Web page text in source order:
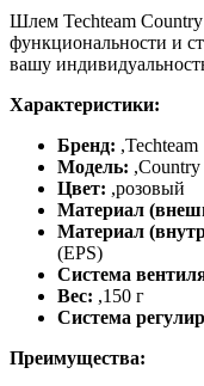
Шлем Techteam Country
функциональности и
вашу
Характеристики:
Бренд: ,Techteam
Модель: ,Country
Цвет: ,розовый
Материал
Материал
(EPS)
Система
Вес: ,150 г
Система
Преимущества: